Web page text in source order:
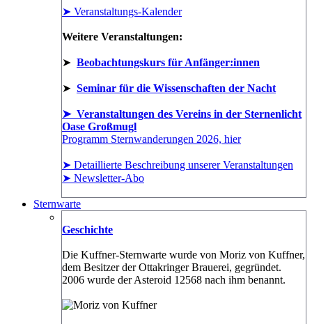
➤ Veranstaltungs-Kalender
Weitere Veranstaltungen:
➤ Beobachtungskurs für Anfänger:innen
➤ Seminar für die Wissenschaften der Nacht
➤ Veranstaltungen des Vereins in der Sternenlicht
Oase Großmugl
Programm Sternwanderungen 2026, hier
➤ Detaillierte Beschreibung unserer Veranstaltungen
➤ Newsletter-Abo
Sternwarte
Geschichte
Die Kuffner-Sternwarte wurde von Moriz von Kuffner,
dem Besitzer der Ottakringer Brauerei, gegründet.
2006 wurde der Asteroid 12568 nach ihm benannt.